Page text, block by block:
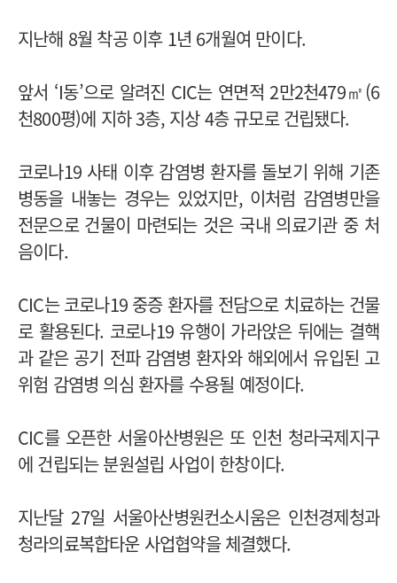
지난해 8월 착공 이후 1년 6개월여 만이다.
앞서 ‘I동’으로 알려진 CIC는 연면적 2만2천479㎡(6
천800평)에 지하 3층, 지상 4층 규모로 건립됐다.
코로나19 사태 이후 감염병 환자를 돌보기 위해 기존
병동을 내놓는 경우는 있었지만, 이처럼 감염병만을
전문으로 건물이 마련되는 것은 국내 의료기관 중 처
음이다.
CIC는 코로나19 중증 환자를 전담으로 치료하는 건물
로 활용된다. 코로나19 유행이 가라앉은 뒤에는 결핵
과 같은 공기 전파 감염병 환자와 해외에서 유입된 고
위험 감염병 의심 환자를 수용될 예정이다.
CIC를 오픈한 서울아산병원은 또 인천 청라국제지구
에 건립되는 분원설립 사업이 한창이다.
지난달 27일 서울아산병원컨소시움은 인천경제청과
청라의료복합타운 사업협약을 체결했다.